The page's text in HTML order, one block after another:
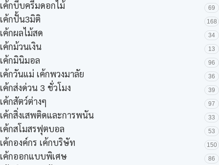
เค้กบีบครีมดอกไม้ 69
เค้กปั้น3มิติ 168
เค้กผลไม้สด 34
เค้กม้วนเงิน 13
เค้กมินิมอล 96
เค้กวันแม่ เค้กพวงมาลัย 36
เค้กส่งด่วน 3 ชั่วโมง 39
เค้กสัตว์ต่างๆ 97
เค้กสิ่งเสพติดและการพนัน 33
เค้กสโมสรฟุตบอล 53
เค้กองค์กร เค้กบริษัท 150
เค้กออกแบบพิเศษ 86